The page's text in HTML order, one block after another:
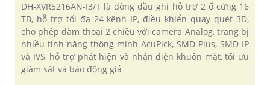
DH-XVR5216AN-I3/T là dòng đầu ghi hỗ trợ 2 ổ cứng 16
TB, hỗ trợ tối đa 24 kênh IP, điều khiển quay quét 3D,
cho phép đàm thoại 2 chiều với camera Analog, trang bị
nhiều tính năng thông minh AcuPick, SMD Plus, SMD IP
và IVS, hỗ trợ phát hiện và nhận diện khuôn mặt, tối ưu
giám sát và báo động giả